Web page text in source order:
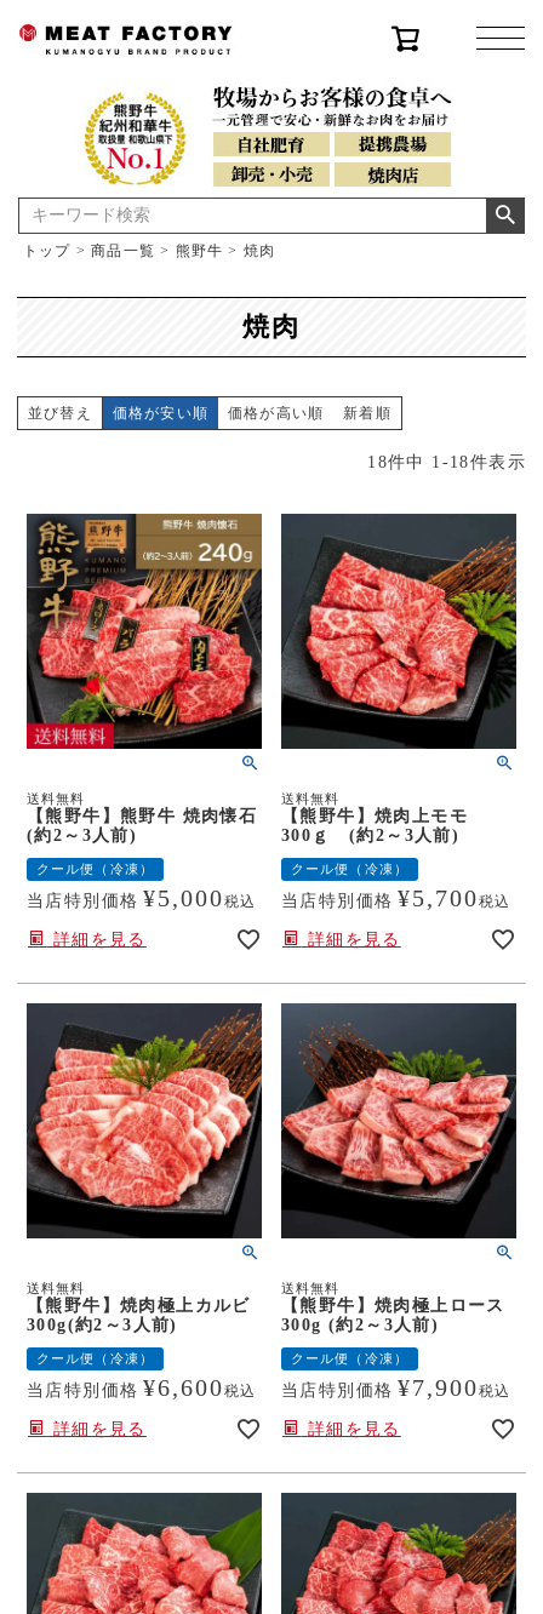
トップ 商品一覧 熊野牛 焼肉
焼肉
並び替え 価格が安い順 価格が高い順 新着順
18件中 1 -18件表示
送料無料
【熊野牛】熊野牛 焼肉懐石
(約2～3人前)
クール便（冷凍）
当店特別価格 ¥5,000税込
詳細を見る
送料無料
【熊野牛】焼肉上モモ
300ｇ (約2～3人前)
クール便（冷凍）
当店特別価格 ¥5,700税込
詳細を見る
送料無料
【熊野牛】焼肉極上カルビ
300g(約2～3人前)
クール便（冷凍）
当店特別価格 ¥6,600税込
詳細を見る
送料無料
【熊野牛】焼肉極上ロース
300g (約2～3人前)
クール便（冷凍）
当店特別価格 ¥7,900税込
詳細を見る